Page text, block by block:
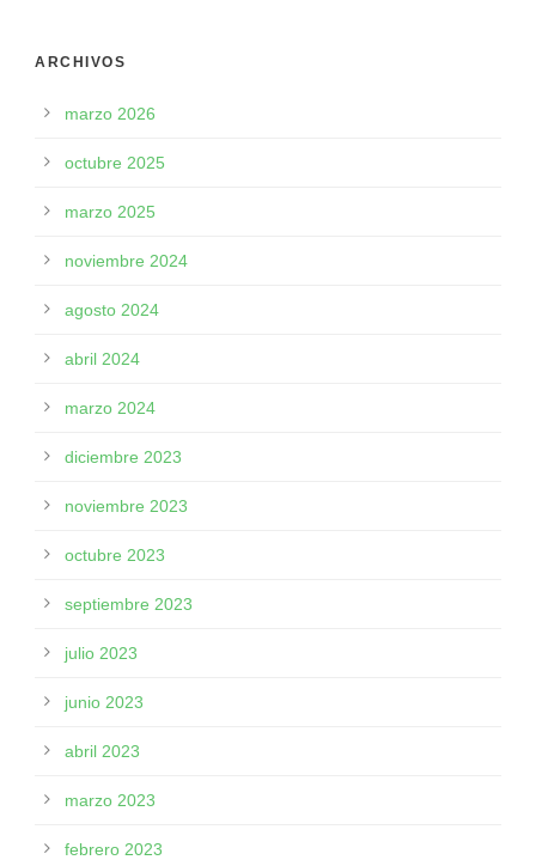
ARCHIVOS
marzo 2026
octubre 2025
marzo 2025
noviembre 2024
agosto 2024
abril 2024
marzo 2024
diciembre 2023
noviembre 2023
octubre 2023
septiembre 2023
julio 2023
junio 2023
abril 2023
marzo 2023
febrero 2023